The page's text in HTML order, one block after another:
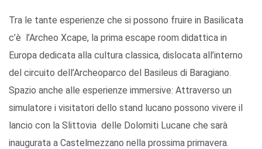
Tra le tante esperienze che si possono fruire in Basilicata
c’è l’Archeo Xcape, la prima escape room didattica in
Europa dedicata alla cultura classica, dislocata all’interno
del circuito dell’Archeoparco del Basileus di Baragiano.
Spazio anche alle esperienze immersive: Attraverso un
simulatore i visitatori dello stand lucano possono vivere il
lancio con la Slittovia delle Dolomiti Lucane che sarà
inaugurata a Castelmezzano nella prossima primavera.